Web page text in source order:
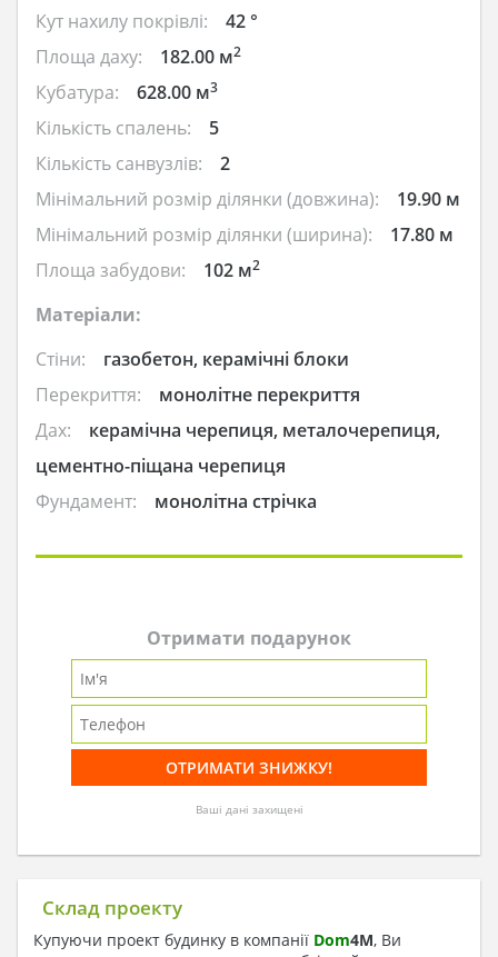
Кут нахилу покрівлі:
42 °
Площа даху:
182.00 м2
Кубатура: 628.00 м3
Кількість спалень:
5
Кількість санвузлів:
2
Мінімальний розмір ділянки (довжина):
19.90 м
Мінімальний розмір ділянки (ширина):
17.80 м
Площа забудови:
102 м2
Матеріали:
Стіни:
газобетон, керамічні блоки
Перекриття:
монолітне перекриття
Дах:
керамічна черепиця, металочерепиця,
цементно-піщана черепиця
Фундамент:
монолітна стрічка
Отримати подарунок
Ваші дані захищені
Склад проекту
Купуючи проект будинку в компанії Dom4M, Ви